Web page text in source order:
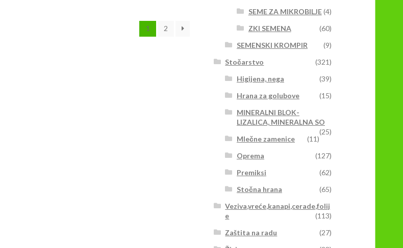
mogu
1 2
SEME ZA MIKROBILJE(4)
ZKI SEMENA
(60)
SEMENSKI KROMPIR
(9)
Stočarstvo
(321)
Higijena, nega
(39)
Hrana za golubove
(15)
MINERALNI BLOK-
LIZALICA, MINERALNA SO
(25)
Mlečne zamenice
(11)
Oprema
(127)
Premiksi
(62)
Stočna hrana
(65)
Veziva,vreće,kanapi,cerade,folij
e
(113)
Zaštita na radu
(27)